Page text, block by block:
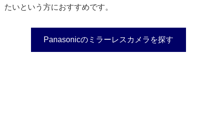
たいという方におすすめです。
Panasonicのミラーレスカメラを探す